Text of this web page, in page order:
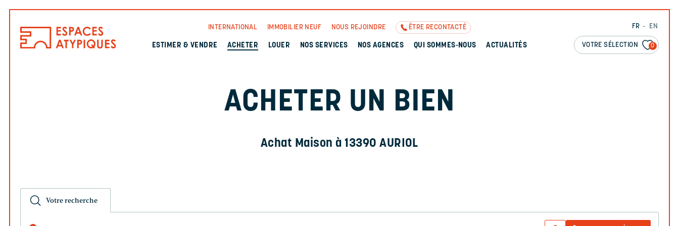
FR EN
VOTRE SÉLECTION 0
INTERNATIONAL IMMOBILIER NEUF NOUS REJOINDRE ÊTRE RECONTACTÉ
ESTIMER & VENDRE ACHETER LOUER NOS SERVICES NOS AGENCES QUI SOMMES-NOUS ACTUALITÉS
ACHETER UN BIEN
Achat Maison à 13390 AURIOL
Votre recherche